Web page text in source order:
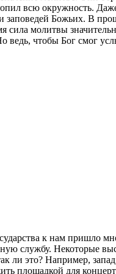
всю окружность.
заповедей Божьих. В
молитвы
ведь, чтобы Бог смог
к нам пришло
службу. Некоторые
ли это? Например,
площадкой для